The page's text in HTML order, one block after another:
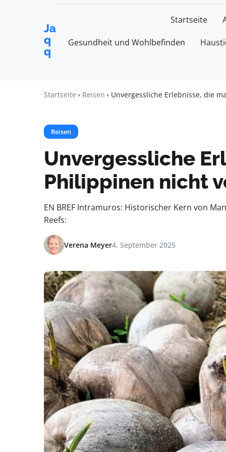
Ja
q
q
Startseite
Gesundheit und Wohlbefinden
Startseite Reisen Unvergessliche Erlebnisse, die
Reisen
Unvergessliche
Philippinen nicht
EN BREF Intramuros: Historischer Kern von
Reefs:
Verena Meyer4. September 2025